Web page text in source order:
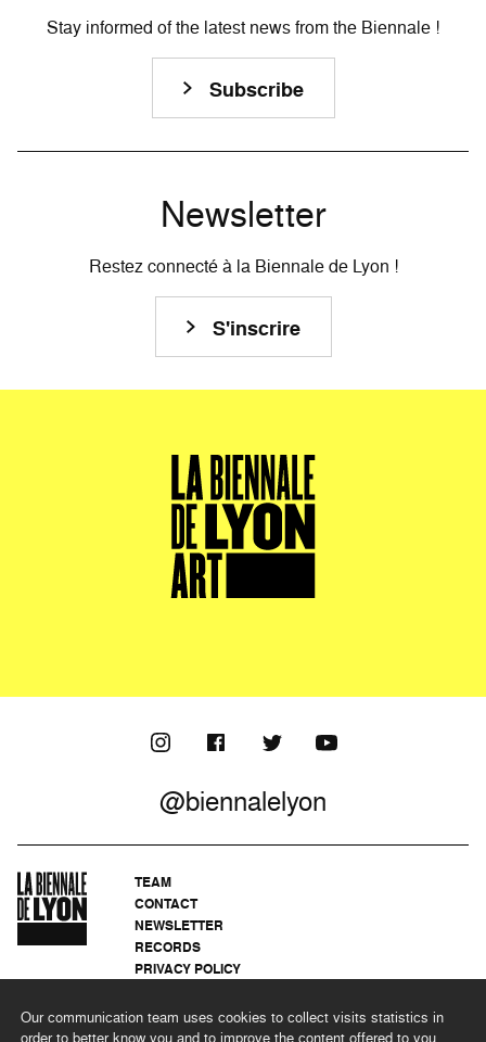
Our communication team uses cookies to collect visits statistics in
order to better know you and to improve the content offered to you.
Stay informed of the latest news from the Biennale !
Subscribe
Newsletter
Restez connecté à la Biennale de Lyon !
S'inscrire
@biennalelyon
TEAM
CONTACT
NEWSLETTER
RECORDS
PRIVACY POLICY
CSR PROGRAMME